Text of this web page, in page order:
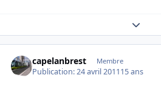
capelanbrest Membre
Publication:24 avril 201115 ans